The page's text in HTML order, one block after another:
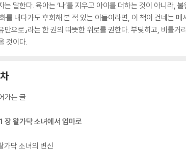
는 말한다. 육아는 ‘나’를 지우고 아이를 더하는 것이 아니라,
를 내다가도 후회해 본 적 있는 이들이라면, 이 책이 건네는 메
만으로』라는 한 권의 따뜻한 위로를 권한다. 부딪히고, 비틀
것이다.
가는 글
장 왈가닥 소녀에서 엄마로
가닥 소녀의 변신